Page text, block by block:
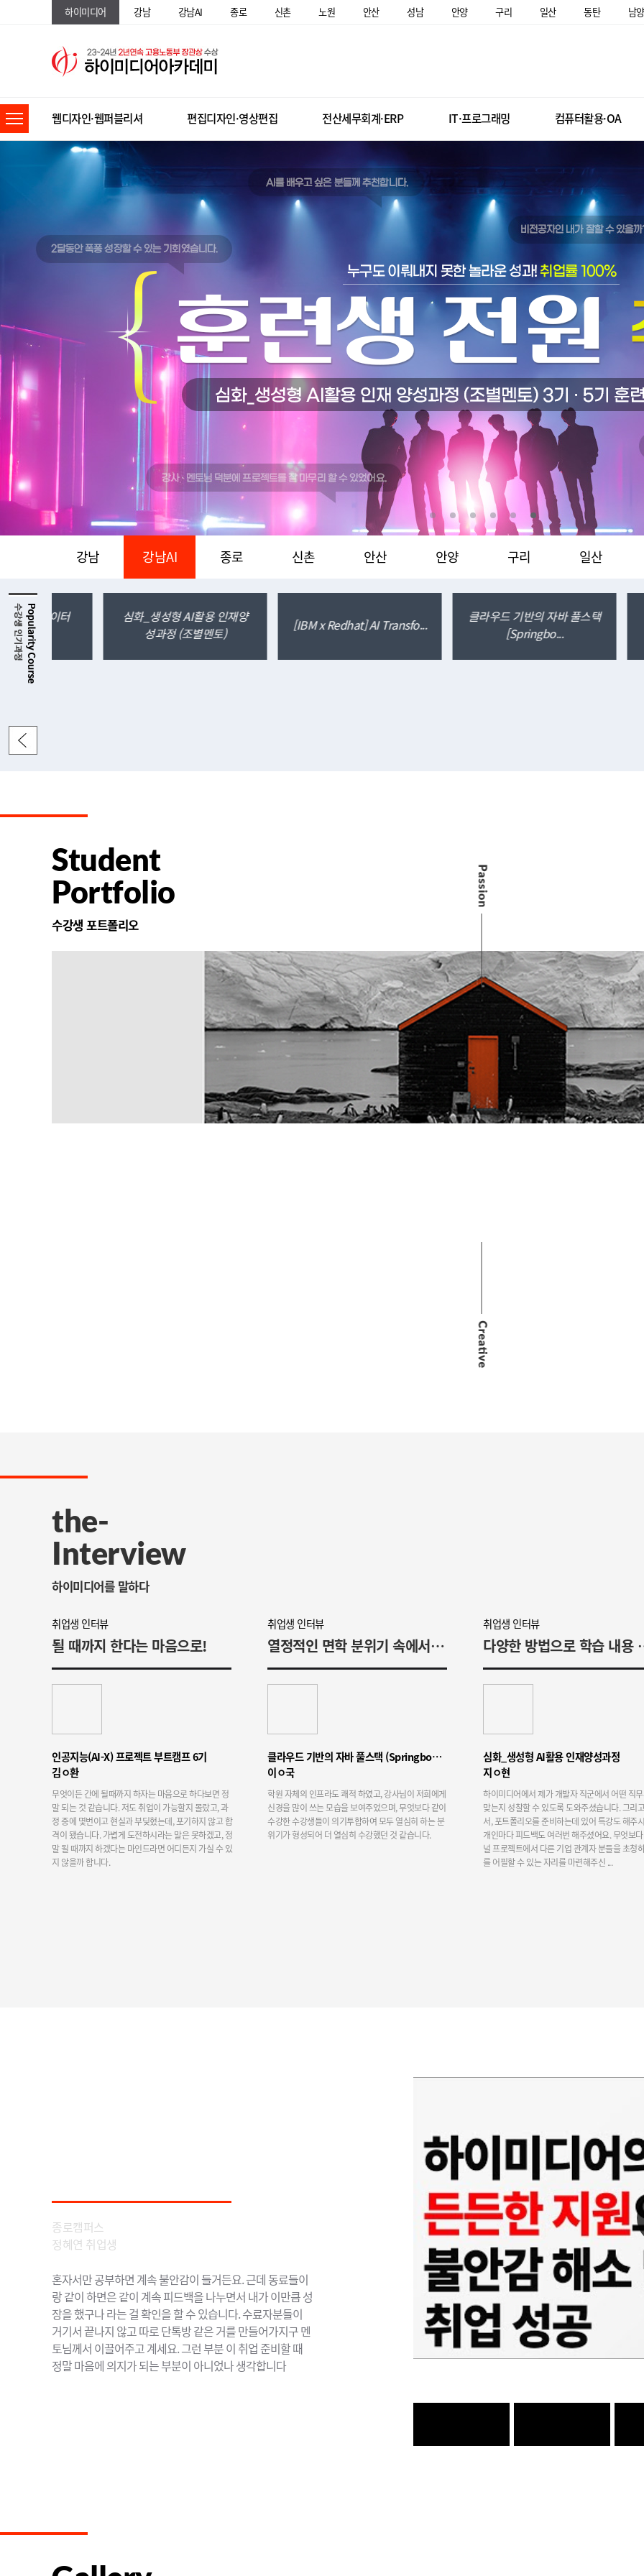
하이미디어 강남 강남AI 종로 신촌 노원 안산 성남 안양 구리 일산 동탄 남
웹디자인·웹퍼블리셔 편집디자인·영상편집 전산세무회계·ERP IT·프로그래밍 컴퓨터활용·OA
강남 강남AI 종로 신촌 안산 안양 구리 일산
양
K-디지털트레이닝
"지점문의"
[IBM x Redhat] AI Transfo...
K-디지털트레이닝
"지점문의"
클라우드 기반의 자바 풀스택
[Springbo...
K-디지털트레이닝
"지점문의"
[IBM] Cloud Native Dev
React.js
Student
Portfolio
수강생 포트폴리오
the-
Interview
하이미디어를 말하다
취업생 인터뷰
될 때까지 한다는 마음으로!
인공지능(AI-X) 프로젝트 부트캠프 6기
김ㅇ환
무엇이든 간에 될때까지 하자는 마음으로 하다보면 정
말 되는 것 같습니다. 저도 취업이 가능할지 몰랐고, 과
정 중에 몇번이고 현실과 부딪혔는데, 포기하지 않고 합
격이 됐습니다. 가볍게 도전하시라는 말은 못하겠고, 정
말 될 때까지 하겠다는 마인드라면 어디든지 가실 수 있
지 않을까 합니다.
취업생 인터뷰
열정적인 면학 분위기 속에서 열심히 학습했습니다
클라우드 기반의 자바 풀스택 (Springboot, React, flutter) 개발자
이ㅇ국
학원 자체의 인프라도 쾌적 하였고, 강사님이 저희에게
신경을 많이 쓰는 모습을 보여주었으며, 무엇보다 같이
수강한 수강생들이 의기투합하여 모두 열심히 하는 분
위기가 형성되어 더 열심히 수강했던 것 같습니다.
취업생 인터뷰
다양한 방
심화_생성형 AI활용 인재양성과정
지ㅇ현
하이미디어에서 제가 개발자 직군에서 어떤 직
맞는지 성찰할 수 있도록 도와주셨습니다. 그리
서, 포트폴리오를 준비하는데 있어 특강도 해주
개인마다 피드백도 여러번 해주셨어요. 무엇보
널 프로젝트에서 다른 기업 관계자 분들을 초청
를 어필할 수 있는 자리를 마련해주신 ...
종로캠퍼스
정혜연 취업생
혼자서만 공부하면 계속 불안감이 들거든요. 근데 동료들이
랑 같이 하면은 같이 계속 피드백을 나누면서 내가 이만큼 성
장을 했구나 라는 걸 확인을 할 수 있습니다. 수료자분들이
거기서 끝나지 않고 따로 단톡방 같은 거를 만들어가지구 멘
토님께서 이끌어주고 계세요. 그런 부분 이 취업 준비할 때
정말 마음에 의지가 되는 부분이 아니었나 생각합니다